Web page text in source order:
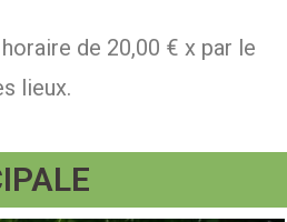
de 20,00 € x par le
lieux.